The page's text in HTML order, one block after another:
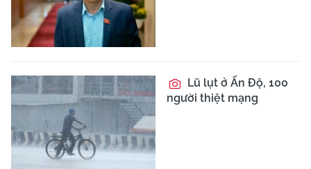
Lũ lụt ở Ấn Độ, 100
người thiệt mạng